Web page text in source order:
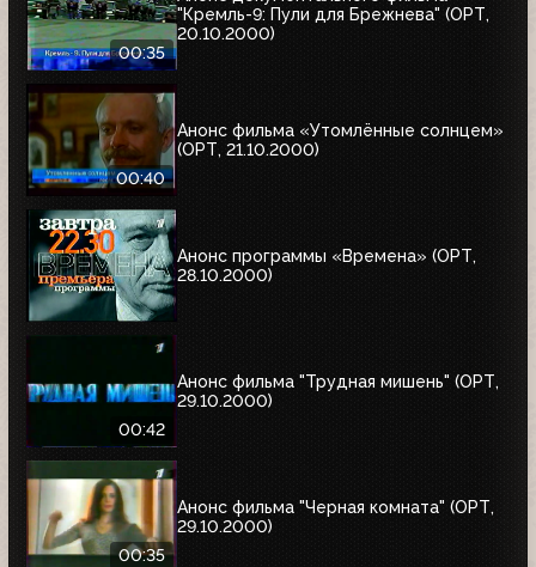
00:35
"Кремль-9: Пули для Брежнева" (ОРТ,
20.10.2000)
00:40
Анонс фильма «Утомлённые солнцем»
(ОРТ, 21.10.2000)
Анонс программы «Времена» (ОРТ,
28.10.2000)
00:42
Анонс фильма "Трудная мишень" (ОРТ,
29.10.2000)
00:35
Анонс фильма "Черная комната" (ОРТ,
29.10.2000)